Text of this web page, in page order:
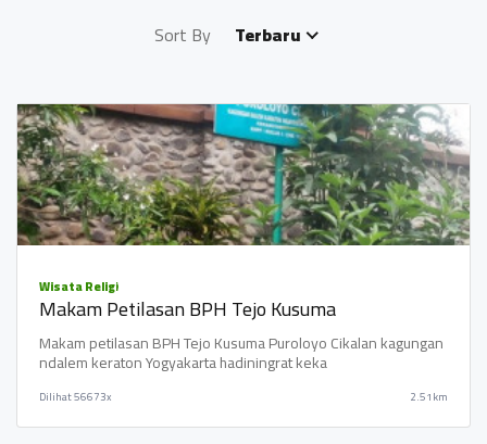
Sort By Terbaru
Wisata Religi
Makam Petilasan BPH Tejo Kusuma
Makam petilasan BPH Tejo Kusuma Puroloyo Cikalan kagungan
ndalem keraton Yogyakarta hadiningrat keka
Dilihat56673x 2.51km